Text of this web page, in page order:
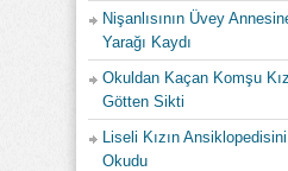
Nişanlısının Üvey
Yarağı Kaydı
Okuldan Kaçan Komşu
Götten Sikti
Liseli Kızın
Okudu